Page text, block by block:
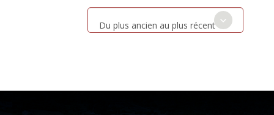
Du plus ancien au plus récent